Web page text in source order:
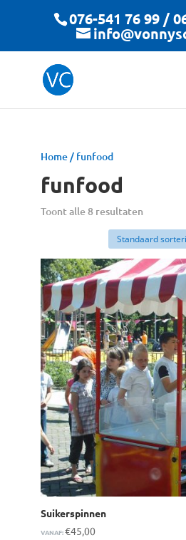
076-541 76 99 /
Home/ funfood
funfood
Toont alle 8 resultaten
Suikerspinnen
VANAF:€45,00